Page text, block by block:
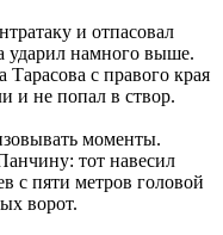
и отпасовал
ударил намного выше.
Тарасова с правого края
и не попал в створ.
моменты.
тот навесил
с пяти метров головой
ворот.